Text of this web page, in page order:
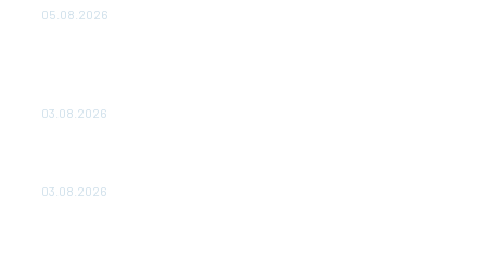
05.08.2026
03.08.2026
03.08.2026